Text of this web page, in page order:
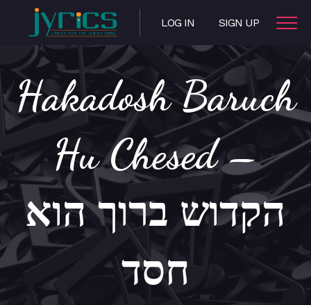
LOG IN SIGN UP
Hakadosh Baruch
Hu Chesed –
הקדוש ברוך הוא
חסד